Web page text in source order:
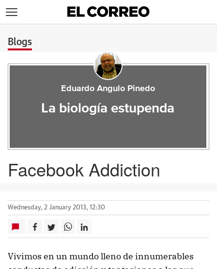
Blogs
Eduardo Angulo Pinedo
La biología estupenda
Facebook Addiction
Wednesday, 2 January 2013, 12:30
Vivimos en un mundo lleno de innumerables